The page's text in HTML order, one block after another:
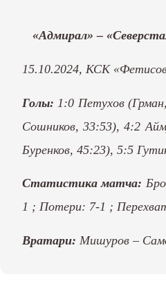
«Адмирал» –
15.10.2024, КСК
Голы: 1:0 Петухов
Сошников, 33:53), 4:2
Буренков, 45:23), 5:5
Статистика матча:
1 ; Потери: 7-1 ;
Вратари: Мишуров –